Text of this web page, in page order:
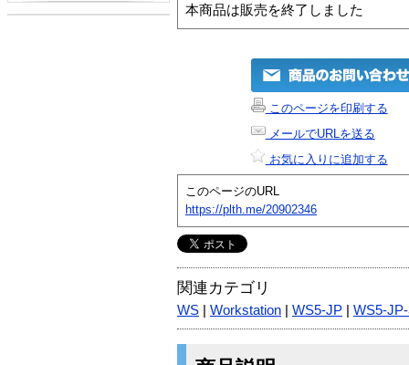
本商品は販売を終了しました
このページを印刷する
メールでURLを送る
お気に入りに追加する
このページのURL
https://plth.me/20902346
関連カテゴリ
WS Workstation WS5-JP WS5-